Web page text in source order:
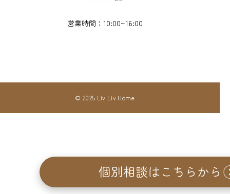
営業時間：10:00~16:00
© 2025 Liv Liv Home
個別相談はこちらから